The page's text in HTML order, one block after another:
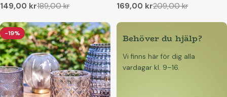
Reapris
149,00 kr
Ordinarie189,00 kr Reapris
169,00 kr
Ordinarie209,00 kr
-19% Behöver du hjälp?
Vi finns här för dig alla
vardagar kl. 9–16.